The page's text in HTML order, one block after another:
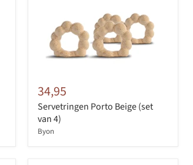
34,95
Servetringen Porto Beige (set
van 4)
Byon